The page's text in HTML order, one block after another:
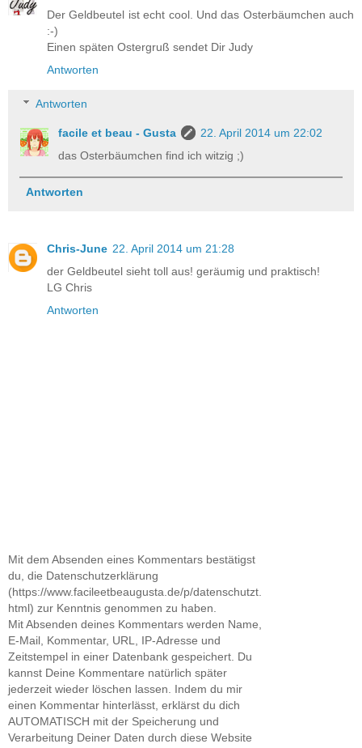
Der Geldbeutel ist echt cool. Und das Osterbäumchen auch
:-)
Einen späten Ostergruß sendet Dir Judy
Antworten
Antworten
facile et beau - Gusta
22. April 2014 um 22:02
das Osterbäumchen find ich witzig ;)
Antworten
Chris-June 22. April 2014 um 21:28
der Geldbeutel sieht toll aus! geräumig und praktisch!
LG Chris
Antworten
Mit dem Absenden eines Kommentars bestätigst
du, die Datenschutzerklärung
(https://www.facileetbeaugusta.de/p/datenschutzt.
html) zur Kenntnis genommen zu haben.
Mit Absenden deines Kommentars werden Name,
E-Mail, Kommentar, URL, IP-Adresse und
Zeitstempel in einer Datenbank gespeichert. Du
kannst Deine Kommentare natürlich später
jederzeit wieder löschen lassen. Indem du mir
einen Kommentar hinterlässt, erklärst du dich
AUTOMATISCH mit der Speicherung und
Verarbeitung Deiner Daten durch diese Website